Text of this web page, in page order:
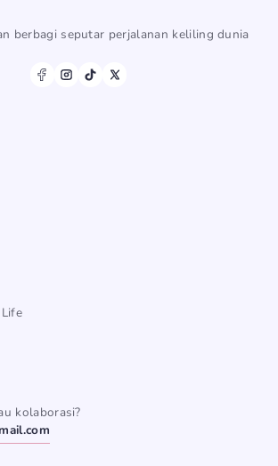
berbagi seputar perjalanan keliling dunia
kolaborasi?